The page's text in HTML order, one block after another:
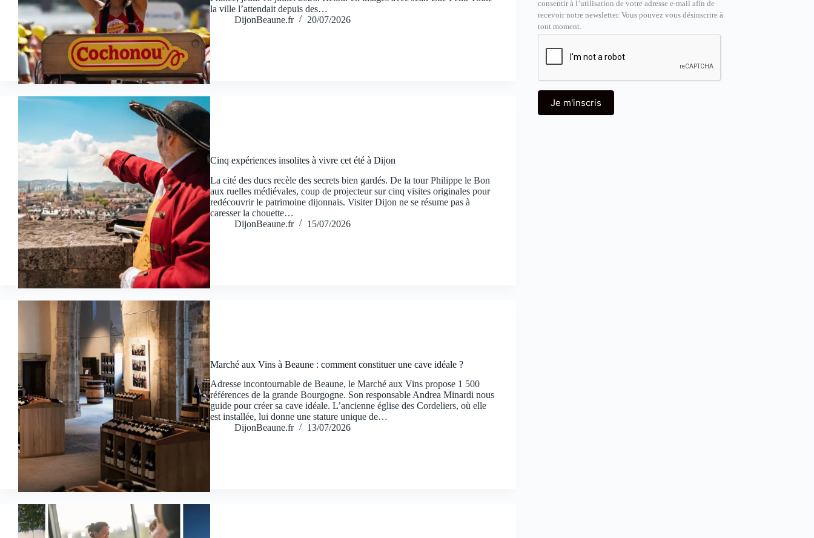
la ville l’attendait depuis des…
DijonBeaune.fr
20/07/2026
Cinq expériences insolites à vivre cet été à Dijon
La cité des ducs recèle des secrets bien gardés. De la tour Philippe le Bon
aux ruelles médiévales, coup de projecteur sur cinq visites originales pour
redécouvrir le patrimoine dijonnais. Visiter Dijon ne se résume pas à
caresser la chouette…
DijonBeaune.fr
15/07/2026
Marché aux Vins à Beaune : comment constituer une cave idéale ?
Adresse incontournable de Beaune, le Marché aux Vins propose 1 500
références de la grande Bourgogne. Son responsable Andrea Minardi nous
guide pour créer sa cave idéale. L’ancienne église des Cordeliers, où elle
est installée, lui donne une stature unique de…
DijonBeaune.fr
13/07/2026
consentir à l’utilisation de votre adresse e-mail afin de
recevoir notre newsletter. Vous pouvez vous désinscrire à
tout moment.
Je m'inscris